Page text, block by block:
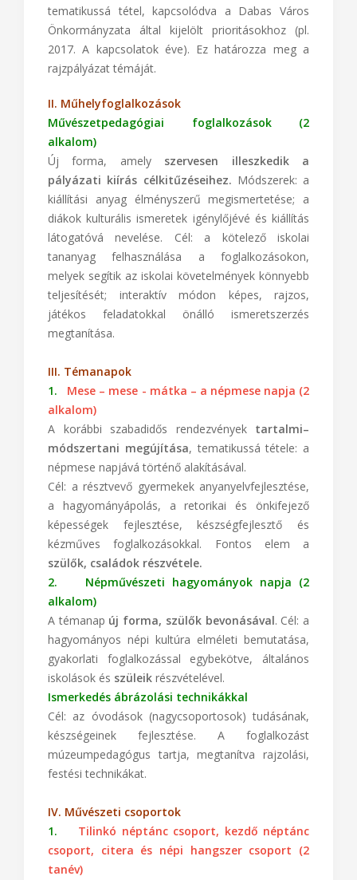
tematikussá tétel, kapcsolódva a Dabas Város
Önkormányzata által kijelölt prioritásokhoz (pl.
2017. A kapcsolatok éve). Ez határozza meg a
rajzpályázat témáját.
II. Műhelyfoglalkozások
Művészetpedagógiai foglalkozások (2
alkalom)
Új forma, amely szervesen illeszkedik a
pályázati kiírás célkitűzéseihez. Módszerek: a
kiállítási anyag élményszerű megismertetése; a
diákok kulturális ismeretek igénylőjévé és kiállítás
látogatóvá nevelése. Cél: a kötelező iskolai
tananyag felhasználása a foglalkozásokon,
melyek segítik az iskolai követelmények könnyebb
teljesítését; interaktív módon képes, rajzos,
játékos feladatokkal önálló ismeretszerzés
megtanítása.
III. Témanapok
1.
Mese – mese - mátka – a népmese napja (2
alkalom)
A korábbi szabadidős rendezvények tartalmi–
módszertani megújítása, tematikussá tétele: a
népmese napjává történő alakításával.
Cél: a résztvevő gyermekek anyanyelvfejlesztése,
a hagyományápolás, a retorikai és önkifejező
képességek fejlesztése, készségfejlesztő és
kézműves foglalkozásokkal. Fontos elem a
szülők, családok részvétele.
2. Népművészeti hagyományok napja (2
alkalom)
A témanap új forma, szülők bevonásával. Cél: a
hagyományos népi kultúra elméleti bemutatása,
gyakorlati foglalkozással egybekötve, általános
iskolások és szüleik részvételével.
Ismerkedés ábrázolási technikákkal
Cél: az óvodások (nagycsoportosok) tudásának,
készségeinek fejlesztése. A foglalkozást
múzeumpedagógus tartja, megtanítva rajzolási,
festési technikákat.
IV. Művészeti csoportok
1. Tilinkó néptánc csoport, kezdő néptánc
csoport, citera és népi hangszer csoport (2
tanév)